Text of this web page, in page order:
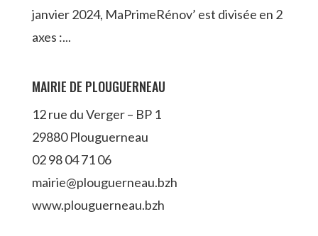
janvier 2024, MaPrimeRénov’ est divisée en 2
axes :...
MAIRIE DE PLOUGUERNEAU
12 rue du Verger – BP 1
29880 Plouguerneau
02 98 04 71 06
mairie@plouguerneau.bzh
www.plouguerneau.bzh